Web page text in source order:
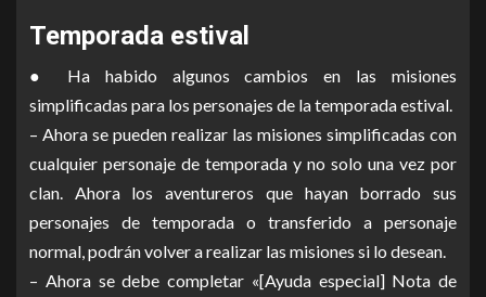
Temporada estival
● Ha habido algunos cambios en las misiones
simplificadas para los personajes de la temporada estival.
– Ahora se pueden realizar las misiones simplificadas con
cualquier personaje de temporada y no solo una vez por
clan. Ahora los aventureros que hayan borrado sus
personajes de temporada o transferido a personaje
normal, podrán volver a realizar las misiones si lo desean.
– Ahora se debe completar «[Ayuda especial] Nota de